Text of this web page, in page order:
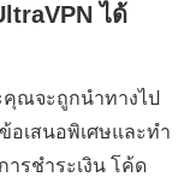
ได้
คุณจะถูกนำทางไป
อเสนอพิเศษและทำ
รชำระเงิน โค้ด